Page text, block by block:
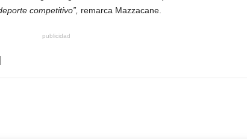
competitivo”, remarca Mazzacane.
publicidad